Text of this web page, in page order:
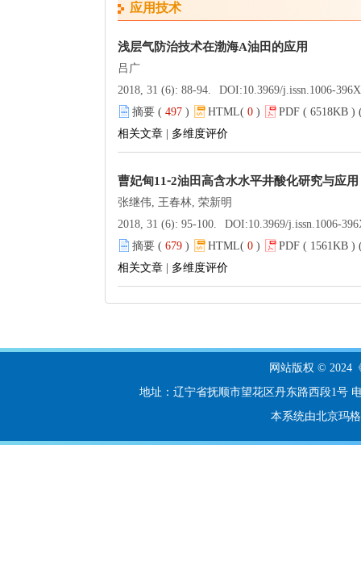
应用技术
浅层气防治技术在渤海A油田的应用
吕广
2018, 31 (6): 88-94.
DOI:10.3969/j.issn.1006-
摘要 ( 497 ) HTML( 0 )
PDF ( 6518KB )
相关文章
多维度评价
曹妃甸11⁃2油田高含水水平井酸化研究与应用
张继伟, 王春林, 荣新明
2018, 31 (6): 95-100.
DOI:10.3969/j.issn.1006-
摘要 ( 679 ) HTML( 0 )
PDF ( 1561KB )
相关文章
多维度评价
网站版权 © 2024
地址：辽宁省抚顺市望花区丹东路西段1号
本系统由北京玛